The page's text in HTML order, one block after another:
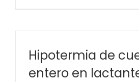
Hipotermia de
entero en